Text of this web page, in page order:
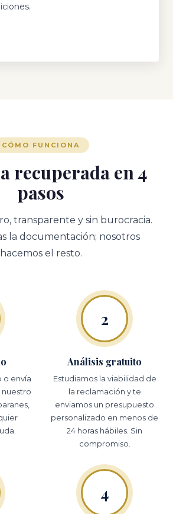
CÓMO FUNCIONA
recuperada en 4
pasos
transparente y sin burocracia.
la documentación; nosotros
hacemos el resto.
o envía
2
Análisis gratuito
Estudiamos la viabilidad de
la reclamación y te
enviamos un presupuesto
personalizado en menos de
24 horas hábiles. Sin
compromiso.
4